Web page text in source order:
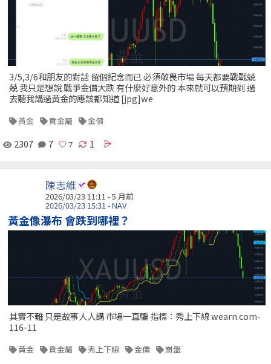
3/5,3/6和朋友的對話 留個紀念而已 必須敬畏市場 每天都要戰戰兢
兢 我只是想說 戰爭金價大跌 有什麼好意外的 本來就可以預期到 過
去聽我講過黃金的應該都知道 [jpg]we
黃金 貴金屬 金價
2307 7 1
陳志維
2026/03/23 11:11 - 5 月前
2026/03/23 15:31 - NAV
黃金像瀑布 會跌到哪裡？
其實不難 只是故事人人講 市場一直騙 指標：秀上下線 wearn.com-
116-11
黃金 貴金屬 秀上下線 金價 崩盤